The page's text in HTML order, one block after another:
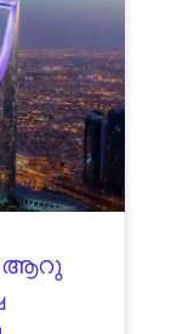
ആറു